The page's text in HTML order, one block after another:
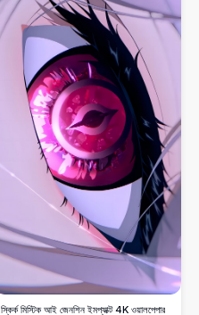
স্কির্ক মিস্টিক আই জেনশিন ইমপ্যাক্ট 4K ওয়ালপেপার